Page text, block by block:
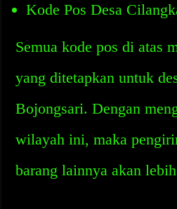
Kode Pos Desa
Semua kode pos di atas
yang ditetapkan untuk
Bojongsari. Dengan
wilayah ini, maka
barang lainnya akan